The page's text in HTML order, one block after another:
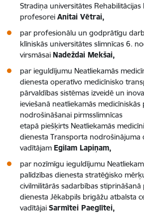
Stradiņa universitātes Rehabilitācijas
profesorei Anitai Vētrai,
par profesionālu un godprātīgu
klīniskās universitātes slimnīcas 6.
virsmāsai Nadeždai Mekšai,
par ieguldījumu Neatliekamās
dienesta operatīvo medicīnisko
pārvaldības sistēmas izveidē un
ieviešanā neatliekamās medicīniskās
nodrošināšanai pirmsslimnīcas
etapā piešķirts Neatliekamās
dienesta Transporta nodrošinājuma
vadītājam Egilam Lapiņam,
par nozīmīgu ieguldījumu
palīdzības dienesta stratēģisko
civilmilitārās sadarbības stiprināšanā
dienesta Jēkabpils brigāžu atbalsta
vadītājai Sarmītei Paeglītei,